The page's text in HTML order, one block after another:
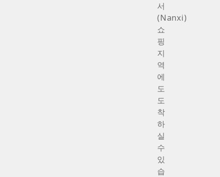
서
(Nanxi)
쇼
핑
지
역
에
도
도
착
하
실
수
있
습